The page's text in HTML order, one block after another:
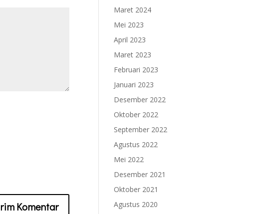
Maret 2024
Mei 2023
April 2023
Maret 2023
Februari 2023
Januari 2023
Desember 2022
Oktober 2022
September 2022
Agustus 2022
Mei 2022
Desember 2021
Oktober 2021
Agustus 2020